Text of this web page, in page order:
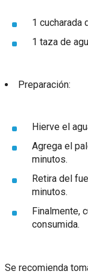
1 cucharada
1 taza de
Preparación:
Hierve el
Agrega el
minutos.
Retira del
minutos.
Finalmente,
consumida.
Se recomienda